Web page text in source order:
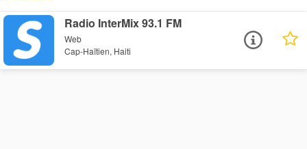
Radio InterMix 93.1 FM
Web
Cap-Haïtien, Haiti